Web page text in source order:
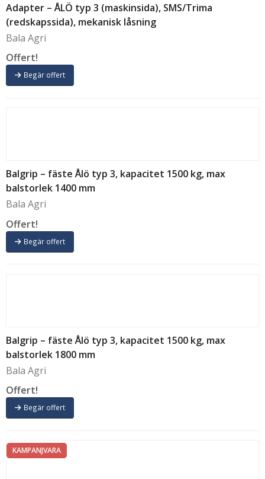
Adapter – ÅLÖ typ 3 (maskinsida), SMS/Trima
(redskapssida), mekanisk låsning
Bala Agri
Offert!
Begär offert
Balgrip – fäste Ålö typ 3, kapacitet 1500 kg, max
balstorlek 1400 mm
Bala Agri
Offert!
Begär offert
Balgrip – fäste Ålö typ 3, kapacitet 1500 kg, max
balstorlek 1800 mm
Bala Agri
Offert!
Begär offert
KAMPANJVARA